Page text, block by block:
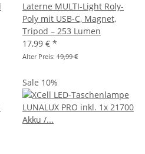
Laterne MULTI-Light Roly-
Poly mit USB-C, Magnet,
Tripod – 253 Lumen
17,99 € *
Alter Preis: 19,99 €
Sale 10%